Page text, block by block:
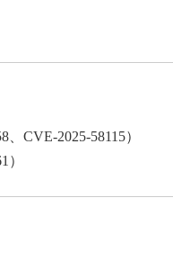
CVE-2025-58115）